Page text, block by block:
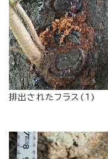
排出されたフラス(1)